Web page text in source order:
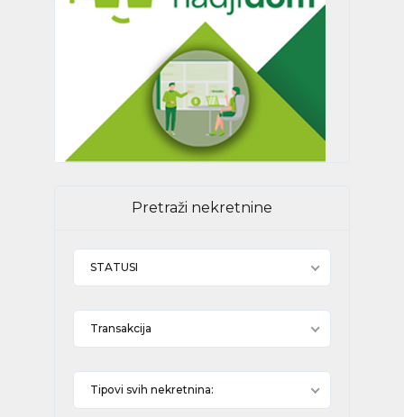
Pretraži nekretnine
STATUSI
Transakcija
Tipovi svih nekretnina: